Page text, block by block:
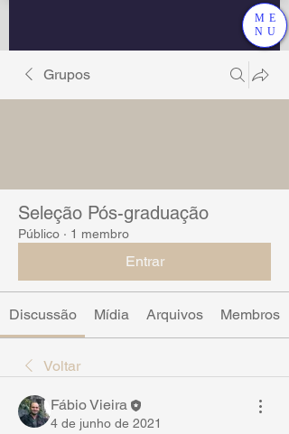
ME
NU
Grupos
Seleção Pós-graduação
Público · 1 membro
Entrar
Discussão Mídia Arquivos Membros
Voltar
Fábio Vieira
4 de junho de 2021